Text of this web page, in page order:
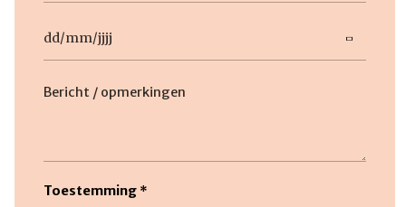
DD
slash
MM
Beschrijving
Toestemming *